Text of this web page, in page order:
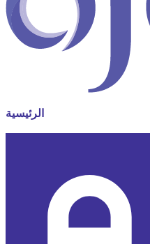
الرئيسية